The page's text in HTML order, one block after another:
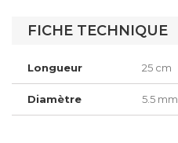
FICHE TECHNIQUE
Longueur 25 cm
Diamètre 5.5 mm